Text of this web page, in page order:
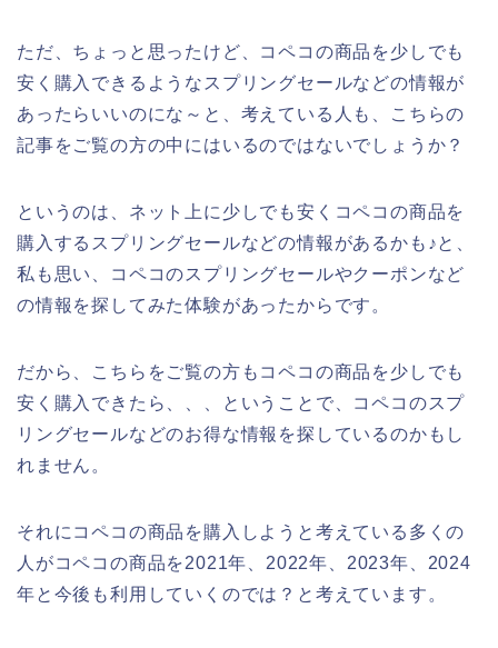
ただ、ちょっと思ったけど、コペコの商品を少しでも
安く購入できるようなスプリングセールなどの情報が
あったらいいのにな～と、考えている人も、こちらの
記事をご覧の方の中にはいるのではないでしょうか？
というのは、ネット上に少しでも安くコペコの商品を
購入するスプリングセールなどの情報があるかも♪と、
私も思い、コペコのスプリングセールやクーポンなど
の情報を探してみた体験があったからです。
だから、こちらをご覧の方もコペコの商品を少しでも
安く購入できたら、、、ということで、コペコのスプ
リングセールなどのお得な情報を探しているのかもし
れません。
それにコペコの商品を購入しようと考えている多くの
人がコペコの商品を2021年、2022年、2023年、2024
年と今後も利用していくのでは？と考えています。